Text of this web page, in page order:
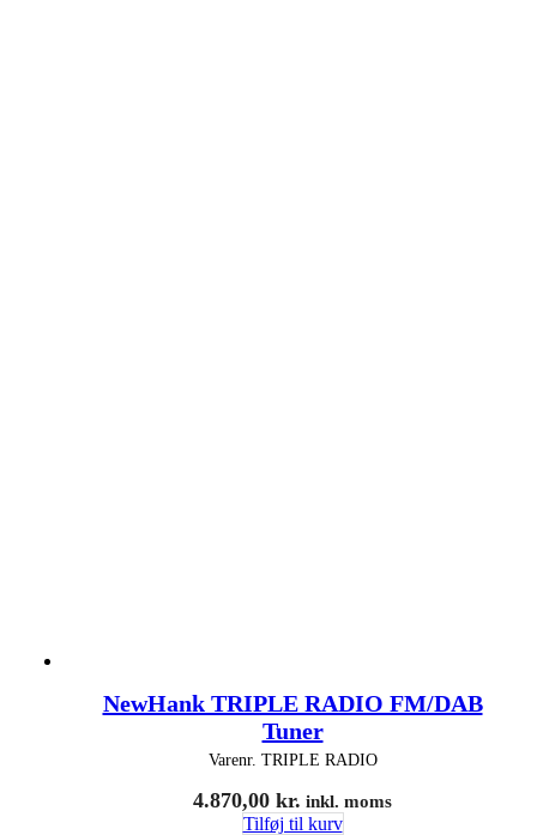
NewHank TRIPLE RADIO FM/DAB
Tuner
Varenr. TRIPLE RADIO
4.870,00 kr. inkl. moms
Tilføj til kurv